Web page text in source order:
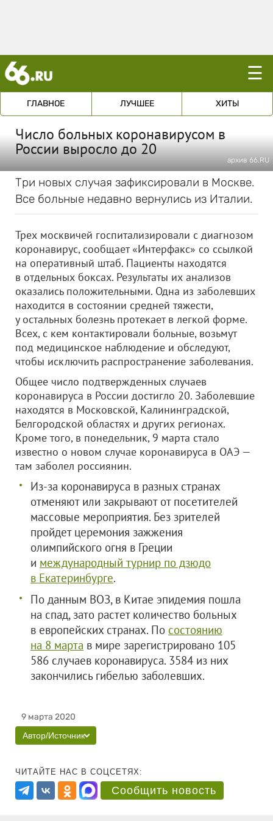
☰
ГЛАВНОЕ ЛУЧШЕЕ ХИТЫ
Число больных коронавирусом в
России выросло до 20
архив 66.RU
Три новых случая зафиксировали в Москве.
Все больные недавно вернулись из Италии.
Трех москвичей госпитализировали с диагнозом
коронавирус, сообщает «Интерфакс» со ссылкой
на оперативный штаб. Пациенты находятся
в отдельных боксах. Результаты их анализов
оказались положительными. Одна из заболевших
находится в состоянии средней тяжести,
у остальных болезнь протекает в легкой форме.
Всех, с кем контактировали больные, возьмут
под медицинское наблюдение и обследуют,
чтобы исключить распространение заболевания.
Общее число подтвержденных случаев
коронавируса в России достигло 20. Заболевшие
находятся в Московской, Калининградской,
Белгородской областях и других регионах.
Кроме того, в понедельник, 9 марта стало
известно о новом случае коронавируса в ОАЭ —
там заболел россиянин.
Из-за коронавируса в разных странах
отменяют или закрывают от посетителей
массовые мероприятия. Без зрителей
пройдет церемония зажжения
олимпийского огня в Греции
и международный турнир по дзюдо
в Екатеринбурге.
По данным ВОЗ, в Китае эпидемия пошла
на спад, зато растет количество больных
в европейских странах. По состоянию
на 8 марта в мире зарегистрировано 105
586 случаев коронавируса. 3584 из них
закончились гибелью заболевших.
9 марта 2020
Автор/Источник
ЧИТАЙТЕ НАС В СОЦСЕТЯХ:
Сообщить новость